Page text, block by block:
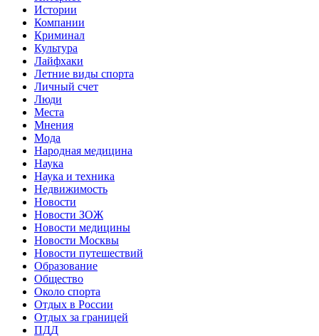
Истории
Компании
Криминал
Культура
Лайфхаки
Летние виды спорта
Личный счет
Люди
Места
Мнения
Мода
Народная медицина
Наука
Наука и техника
Недвижимость
Новости
Новости ЗОЖ
Новости медицины
Новости Москвы
Новости путешествий
Образование
Общество
Около спорта
Отдых в России
Отдых за границей
ПДД